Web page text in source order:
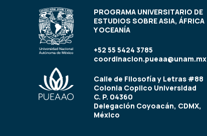
PROGRAMA UNIVERSITARIO DE
ESTUDIOS SOBRE ASIA, ÁFRICA
Y OCEANÍA
+52 55 5424 3785
coordinacion.pueaa@unam.mx
Calle de Filosofía y Letras #88
Colonia Copilco Universidad
C. P. 04360
Delegación Coyoacán, CDMX,
México